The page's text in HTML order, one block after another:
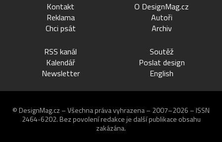
Kontakt
Reklama
Chci psát
O DesignMag.cz
Autoři
Archiv
RSS kanál
Kalendář
Newsletter
Soutěž
Poslat design
English
© DesignMag.cz – Všechna práva vyhrazena – 2007–2026 – ISSN
2464-6202. Bez povolení redakce je další publikace obsahu
zakázána.